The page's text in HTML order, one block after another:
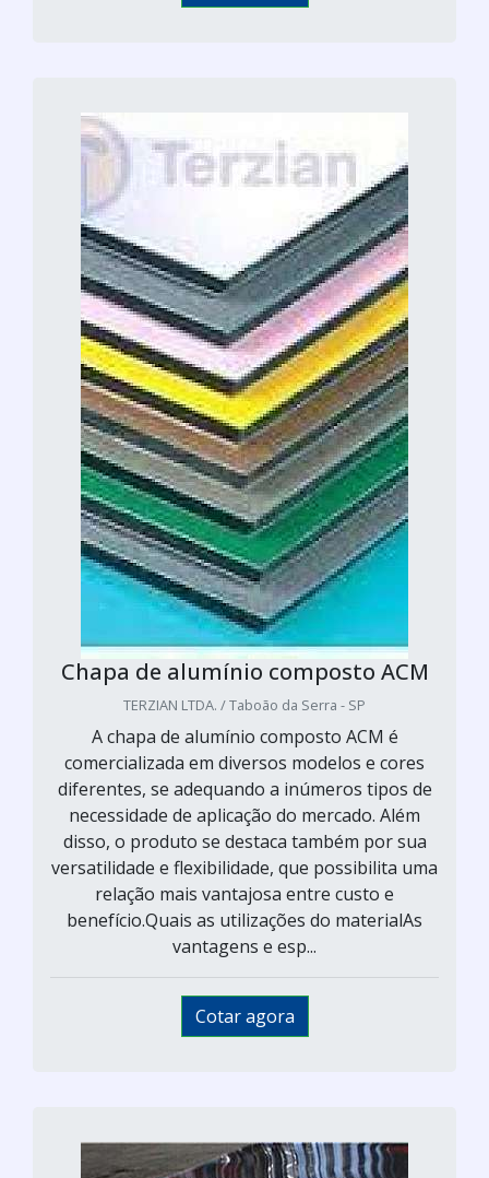
Chapa de alumínio composto ACM
TERZIAN LTDA. / Taboão da Serra - SP
A chapa de alumínio composto ACM é
comercializada em diversos modelos e cores
diferentes, se adequando a inúmeros tipos de
necessidade de aplicação do mercado. Além
disso, o produto se destaca também por sua
versatilidade e flexibilidade, que possibilita uma
relação mais vantajosa entre custo e
benefício.Quais as utilizações do materialAs
vantagens e esp...
Cotar agora